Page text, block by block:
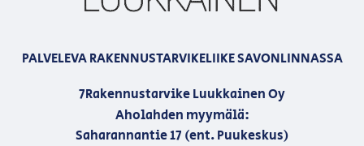
PALVELEVA RAKENNUSTARVIKELIIKE SAVONLINNASSA
7Rakennustarvike Luukkainen Oy
Aholahden myymälä:
Saharannantie 17 (ent. Puukeskus)